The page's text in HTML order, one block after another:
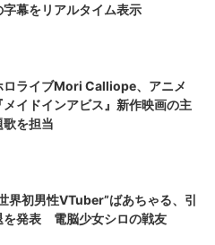
字幕をリアルタイム表示
ロライブMori Calliope、アニメ
メイドインアビス』新作映画の主
歌を担当
界初男性VTuber”ばあちゃる、引
を発表 電脳少女シロの戦友